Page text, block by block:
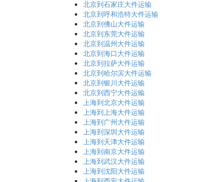
北京到石家庄大件运输
北京到呼和浩特大件运输
北京到佛山大件运输
北京到东莞大件运输
北京到温州大件运输
北京到海口大件运输
北京到拉萨大件运输
北京到哈尔滨大件运输
北京到银川大件运输
北京到西宁大件运输
上海到北京大件运输
上海到上海大件运输
上海到广州大件运输
上海到深圳大件运输
上海到天津大件运输
上海到南京大件运输
上海到武汉大件运输
上海到沈阳大件运输